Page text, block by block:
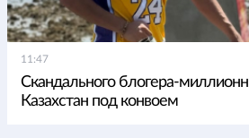
11:47
Скандального блогера-
Казахстан под конвоем